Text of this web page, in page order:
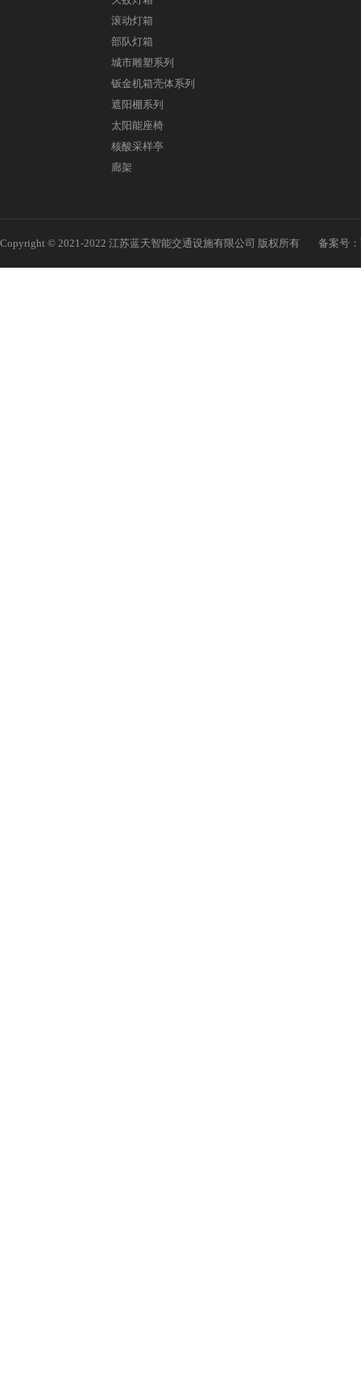
滚动灯箱
部队灯箱
城市雕塑系列
钣金机箱壳体系列
遮阳棚系列
太阳能座椅
核酸采样亭
廊架
Copyright © 2021-2022 江苏蓝天智能交通设施有限公司 版权所有 备案号